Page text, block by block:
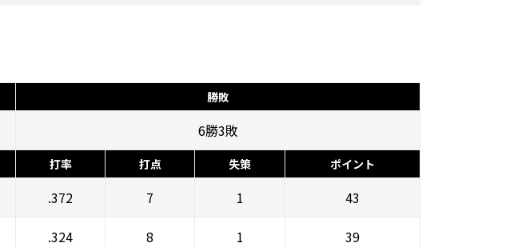
勝敗
6勝3敗
打率 打点 失策 ポイント
.372 7 1 43
.324 8 1 39